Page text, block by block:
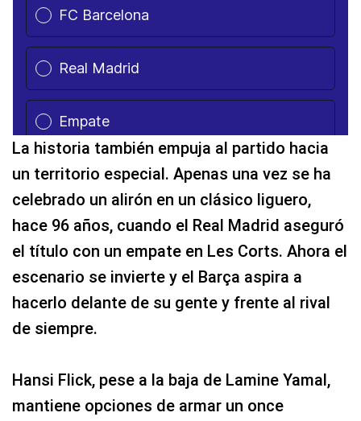
La historia también empuja al partido hacia
un territorio especial. Apenas una vez se ha
celebrado un alirón en un clásico liguero,
hace 96 años, cuando el Real Madrid aseguró
el título con un empate en Les Corts. Ahora el
escenario se invierte y el Barça aspira a
hacerlo delante de su gente y frente al rival
de siempre.
Hansi Flick, pese a la baja de Lamine Yamal,
mantiene opciones de armar un once